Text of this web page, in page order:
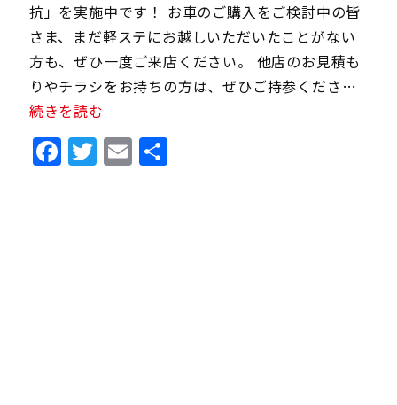
抗」を実施中です！ お車のご購入をご検討中の皆
さま、まだ軽ステにお越しいただいたことがない
方も、ぜひ一度ご来店ください。 他店のお見積も
りやチラシをお持ちの方は、ぜひご持参くださ…
続きを読む
Facebook
TwitterEmail